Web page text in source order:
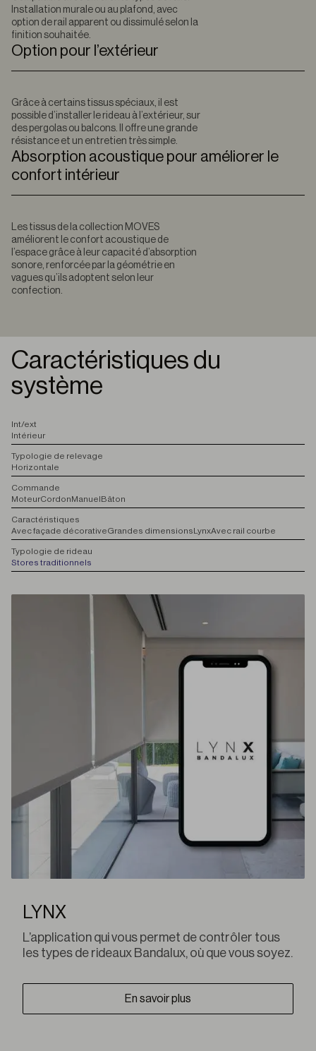
Installation murale ou au plafond, avec
option de rail apparent ou dissimulé selon la
finition souhaitée.
Option pour l’extérieur
Grâce à certains tissus spéciaux, il est
possible d’installer le rideau à l’extérieur, sur
des pergolas ou balcons. Il offre une grande
résistance et un entretien très simple.
Absorption acoustique pour améliorer le
confort intérieur
Les tissus de la collection MOVES
améliorent le confort acoustique de
l’espace grâce à leur capacité d’absorption
sonore, renforcée par la géométrie en
vagues qu’ils adoptent selon leur
confection.
Caractéristiques du
système
Int/ext
Intérieur
Typologie de relevage
Horizontale
Commande
MoteurCordonManuelBâton
Caractéristiques
Avec façade décorativeGrandes dimensionsLynxAvec rail courbe
Typologie de rideau
Stores traditionnels
LYNX
L’application qui vous permet de contrôler tous
les types de rideaux Bandalux, où que vous soyez.
En savoir plus